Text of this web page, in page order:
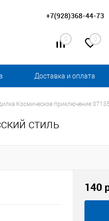
+7(928)368-44-73
0 0
Доставка и оплата
Космическое приключение
стиль
140